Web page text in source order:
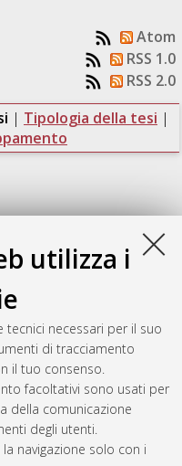
utilizza i
necessari per il suo
di tracciamento
il tuo consenso.
facoltativi sono usati per
della comunicazione
degli utenti.
navigazione solo con i
Atom
RSS 1.0
RSS 2.0
| Tipologia della tesi |
adesivo per attività di
Università di
meccanica [LM-
7 18:49:20 2026 CEST